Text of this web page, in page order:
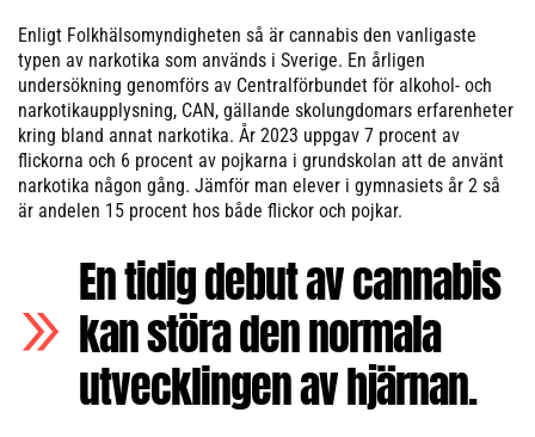
Enligt Folkhälsomyndigheten så är cannabis den vanligaste
typen av narkotika som används i Sverige. En årligen
undersökning genomförs av Centralförbundet för alkohol- och
narkotikaupplysning, CAN, gällande skolungdomars erfarenheter
kring bland annat narkotika. År 2023 uppgav 7 procent av
flickorna och 6 procent av pojkarna i grundskolan att de använt
narkotika någon gång. Jämför man elever i gymnasiets år 2 så
är andelen 15 procent hos både flickor och pojkar.
En tidig debut av cannabis
kan störa den normala
utvecklingen av hjärnan.